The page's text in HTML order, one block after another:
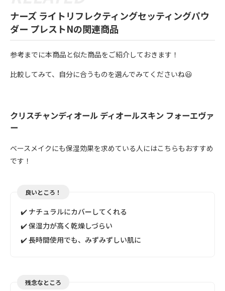
ナーズ ライトリフレクティングセッティングパウ
ダー プレストNの関連商品
参考までに本商品と似た商品をご紹介しておきます！
比較してみて、自分に合うものを選んでみてくださいね😃
クリスチャンディオール ディオールスキン フォーエヴァ
ー
ベースメイクにも保湿効果を求めている人にはこちらもおすすめ
です！
良いところ！
✔️ ナチュラルにカバーしてくれる
✔️ 保湿力が高く乾燥しづらい
✔️ 長時間使用でも、みずみずしい肌に
残念なところ